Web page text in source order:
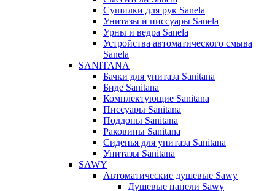
Сушилки для рук Sanela
Унитазы и писсуары Sanela
Урны и ведра Sanela
Устройства автоматического смыва
Sanela
SANITANA
Бачки для унитаза Sanitana
Биде Sanitana
Комплектующие Sanitana
Писсуары Sanitana
Поддоны Sanitana
Раковины Sanitana
Сиденья для унитаза Sanitana
Унитазы Sanitana
SAWY
Автоматические душевые Sawy
Душевые панели Sawy